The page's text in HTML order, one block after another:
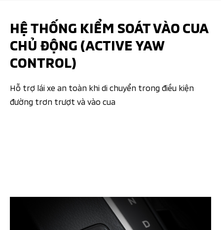
HỆ THỐNG KIỂM SOÁT VÀO CUA
CHỦ ĐỘNG (ACTIVE YAW
CONTROL)
Hỗ trợ lái xe an toàn khi di chuyển trong điều kiện
đường trơn trượt và vào cua